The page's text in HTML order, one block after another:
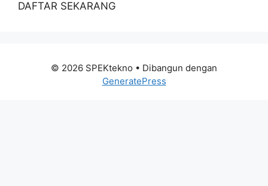
DAFTAR SEKARANG
© 2026 SPEKtekno • Dibangun dengan
GeneratePress